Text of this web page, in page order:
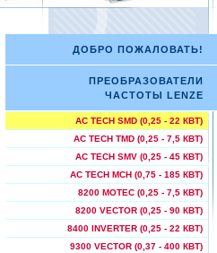
ДОБРО ПОЖАЛОВАТЬ!
ПРЕОБРАЗОВАТЕЛИ
ЧАСТОТЫ LENZE
AC TECH SMD (0,25 - 22 КВТ)
AC TECH TMD (0,25 - 7,5 КВТ)
AC TECH SMV (0,25 - 45 КВТ)
AC TECH МСН (0,75 - 185 КВТ)
8200 MOTEC (0,25 - 7,5 КВТ)
8200 VECTOR (0,25 - 90 КВТ)
8400 INVERTER (0,25 - 22 КВТ)
9300 VECTOR (0,37 - 400 КВТ)